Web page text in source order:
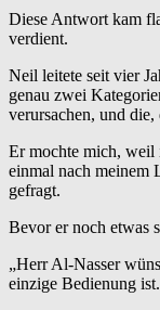
Diese Antwort kam
verdient.
Neil leitete seit vier
genau zwei
verursachen, und
Er mochte mich, weil
einmal nach meinem
gefragt.
Bevor er noch etwas
„Herr Al-Nasser
einzige Bedienung